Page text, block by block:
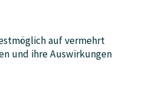
auf vermehrt
und ihre Auswirkungen